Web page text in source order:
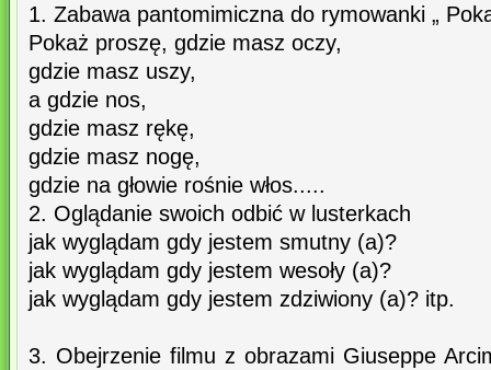
1. Zabawa pantomimiczna do rymowanki „
Pokaż proszę, gdzie masz oczy,
gdzie masz uszy,
a gdzie nos,
gdzie masz rękę,
gdzie masz nogę,
gdzie na głowie rośnie włos.....
2. Oglądanie swoich odbić w lusterkach
jak wyglądam gdy jestem smutny (a)?
jak wyglądam gdy jestem wesoły (a)?
jak wyglądam gdy jestem zdziwiony (a)? itp.
3. Obejrzenie filmu z obrazami Giuseppe